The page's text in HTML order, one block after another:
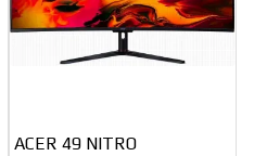
ACER 49 NITRO